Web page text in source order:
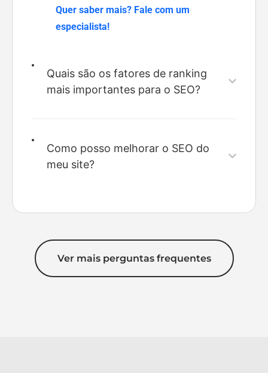
Quer saber mais? Fale com um
especialista!
Quais são os fatores de ranking
mais importantes para o SEO?
Como posso melhorar o SEO do
meu site?
Ver mais perguntas frequentes